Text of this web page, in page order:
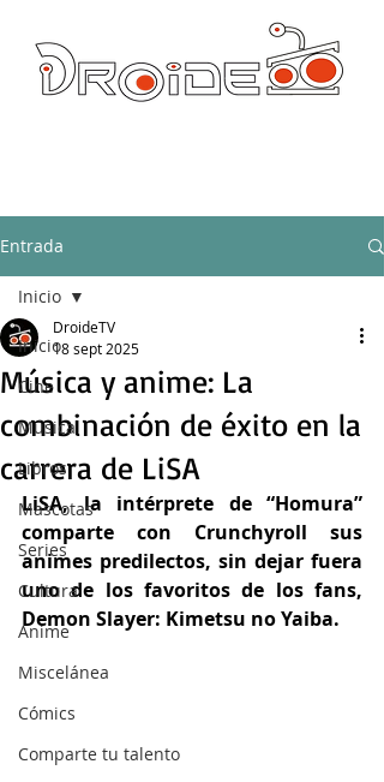
Entrada
Inicio
Cine
Música
Libros
Mascotas
Series
Cultura
Anime
Miscelánea
Cómics
Comparte tu talento
Inicio
Música y anime: La
combinación de éxito en la
carrera de LiSA
DroideTV
18 sept 2025
LiSA, la intérprete de “Homura”
comparte con Crunchyroll sus
animes predilectos, sin dejar fuera
uno de los favoritos de los fans,
Demon Slayer: Kimetsu no Yaiba.